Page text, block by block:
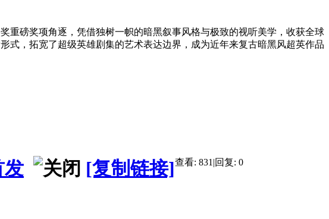
重磅奖项角逐，凭借独树一帜的暗黑叙事风格与极致的视听美学，收获全球
式，拓宽了超级英雄剧集的艺术表达边界，成为近年来复古暗黑风超英作品
发 [复制链接]查看: 831 |回复: 0